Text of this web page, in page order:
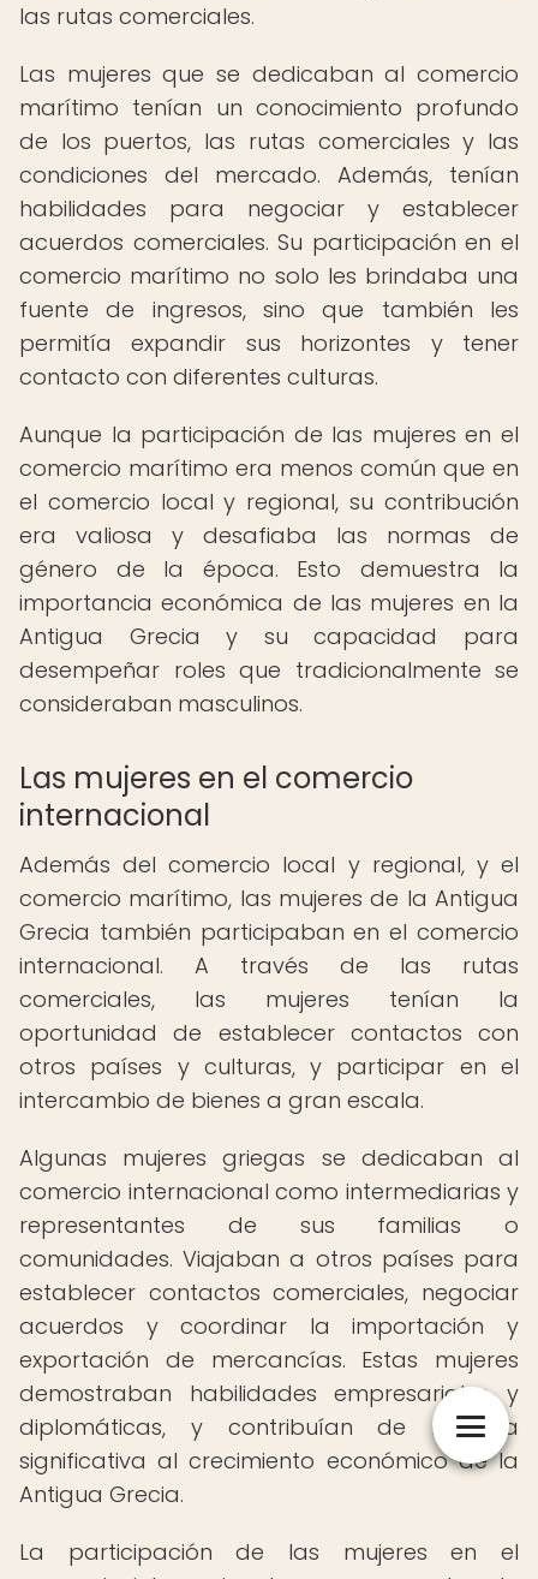
las rutas comerciales.
Las mujeres que se dedicaban al comercio
marítimo tenían un conocimiento profundo
de los puertos, las rutas comerciales y las
condiciones del mercado. Además, tenían
habilidades para negociar y establecer
acuerdos comerciales. Su participación en el
comercio marítimo no solo les brindaba una
fuente de ingresos, sino que también les
permitía expandir sus horizontes y tener
contacto con diferentes culturas.
Aunque la participación de las mujeres en el
comercio marítimo era menos común que en
el comercio local y regional, su contribución
era valiosa y desafiaba las normas de
género de la época. Esto demuestra la
importancia económica de las mujeres en la
Antigua Grecia y su capacidad para
desempeñar roles que tradicionalmente se
consideraban masculinos.
Las mujeres en el comercio
internacional
Además del comercio local y regional, y el
comercio marítimo, las mujeres de la Antigua
Grecia también participaban en el comercio
internacional. A través de las rutas
comerciales, las mujeres tenían la
oportunidad de establecer contactos con
otros países y culturas, y participar en el
intercambio de bienes a gran escala.
Algunas mujeres griegas se dedicaban al
comercio internacional como intermediarias y
representantes de sus familias o
comunidades. Viajaban a otros países para
establecer contactos comerciales, negociar
acuerdos y coordinar la importación y
exportación de mercancías. Estas mujeres
demostraban habilidades empresariales y
diplomáticas, y contribuían de manera
significativa al crecimiento económico de la
Antigua Grecia.
La participación de las mujeres en el